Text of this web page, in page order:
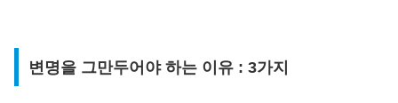
변명을 그만두어야 하는 이유 : 3가지